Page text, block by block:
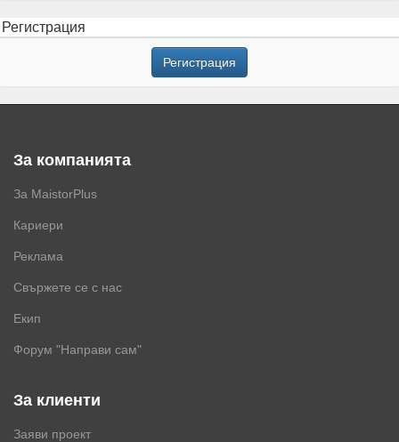
Регистрация
Регистрация
За компанията
За MaistorPlus
Кариери
Реклама
Свържете се с нас
Екип
Форум "Направи сам"
За клиенти
Заяви проект